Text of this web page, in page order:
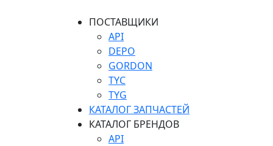
ПОСТАВЩИКИ
API
DEPO
GORDON
TYC
TYG
КАТАЛОГ ЗАПЧАСТЕЙ
КАТАЛОГ БРЕНДОВ
API